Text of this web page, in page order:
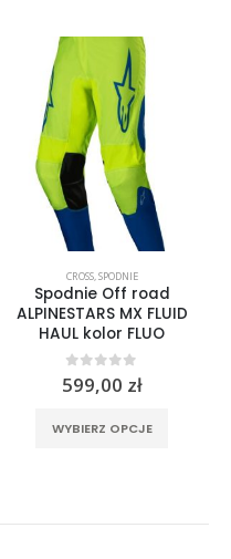
CROSS,SPODNIE
Spodnie Off road
ALPINESTARS MX FLUID
HAUL kolor FLUO
0out of 5
599,00 zł
WYBIERZ OPCJE